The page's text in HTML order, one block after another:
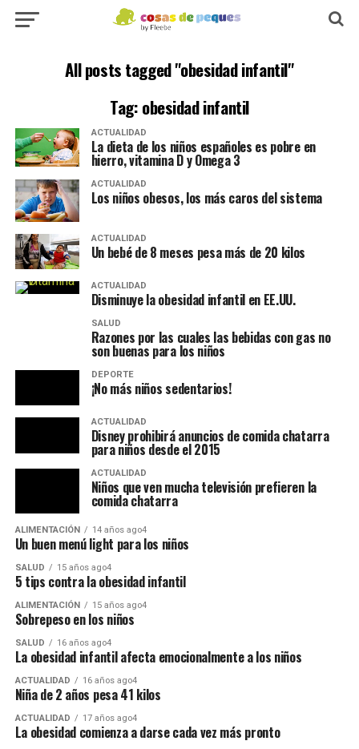
All posts tagged "obesidad infantil"
Tag: obesidad infantil
ACTUALIDAD
La dieta de los niños españoles es pobre en
hierro, vitamina D y Omega 3
ACTUALIDAD
Los niños obesos, los más caros del sistema
ACTUALIDAD
Un bebé de 8 meses pesa más de 20 kilos
ACTUALIDAD
Disminuye la obesidad infantil en EE.UU.
SALUD
Razones por las cuales las bebidas con gas no
son buenas para los niños
DEPORTE
¡No más niños sedentarios!
ACTUALIDAD
Disney prohibirá anuncios de comida chatarra
para niños desde el 2015
ACTUALIDAD
Niños que ven mucha televisión prefieren la
comida chatarra
ALIMENTACIÓN 14 años ago4
Un buen menú light para los niños
SALUD 15 años ago4
5 tips contra la obesidad infantil
ALIMENTACIÓN 15 años ago4
Sobrepeso en los niños
SALUD 16 años ago4
La obesidad infantil afecta emocionalmente a los niños
ACTUALIDAD 16 años ago4
Niña de 2 años pesa 41 kilos
ACTUALIDAD 17 años ago4
La obesidad comienza a darse cada vez más pronto